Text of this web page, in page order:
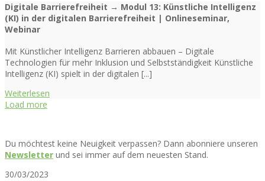
Digitale Barrierefreiheit → Modul 13: Künstliche Intelligenz
(KI) in der digitalen Barrierefreiheit | Onlineseminar,
Webinar
Mit Künstlicher Intelligenz Barrieren abbauen – Digitale
Technologien für mehr Inklusion und Selbstständigkeit Künstliche
Intelligenz (KI) spielt in der digitalen [...]
Weiterlesen
Load more
Du möchtest keine Neuigkeit verpassen? Dann abonniere unseren
Newsletter und sei immer auf dem neuesten Stand.
30/03/2023